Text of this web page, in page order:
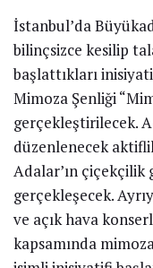
İstanbul’da
bilinçsizce kesilip
başlattıkları
Mimoza Şenliği
gerçekleştirilecek.
düzenlenecek
Adalar’ın
gerçekleşecek.
ve açık hava
kapsamında